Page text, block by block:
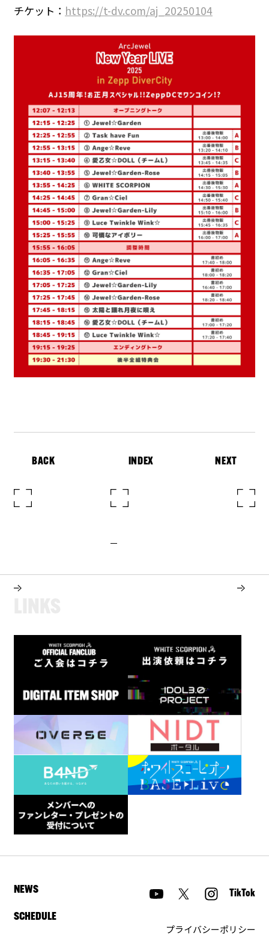
チケット： https://t-dv.com/aj_20250104
BACK INDEX NEXT
NEWS
SCHEDULE
TikTok
プライバシーポリシー